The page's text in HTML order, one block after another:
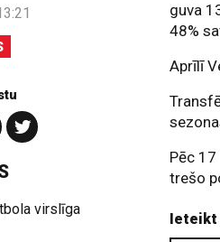
virslīga
guva
48%
Aprīlī
Pēc
trešo
Ieteikt